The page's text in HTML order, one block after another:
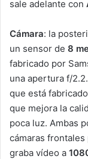
sale adelante con
Cámara: la
un sensor de 8
fabricado por
una apertura f/
que está
que mejora la
poca luz. Ambas
cámaras frontales
graba vídeo a